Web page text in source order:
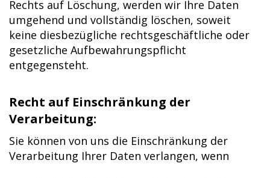
Rechts auf Löschung, werden wir Ihre Daten
umgehend und vollständig löschen, soweit
keine diesbezügliche rechtsgeschäftliche oder
gesetzliche Aufbewahrungspflicht
entgegensteht.
Recht auf Einschränkung der
Verarbeitung:
Sie können von uns die Einschränkung der
Verarbeitung Ihrer Daten verlangen, wenn